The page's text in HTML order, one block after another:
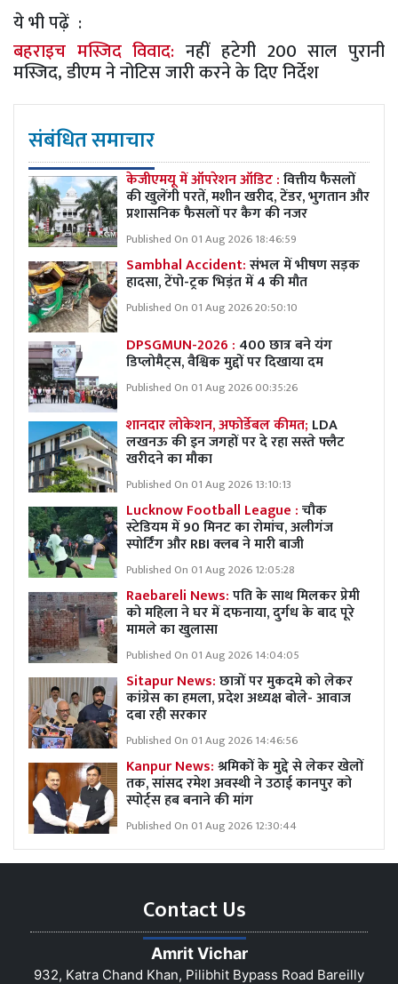
ये भी पढ़ें :
बहराइच मस्जिद विवाद:नहीं हटेगी 200 साल पुरानी
मस्जिद, डीएम ने नोटिस जारी करने के दिए निर्देश
संबंधित समाचार
केजीएमयू में ऑपरेशन ऑडिट :वित्तीय फैसलों
की खुलेंगी परतें, मशीन खरीद, टेंडर, भुगतान और
प्रशासनिक फैसलों पर कैग की नजर
Published On 01 Aug 2026 18:46:59
Sambhal Accident:संभल में भीषण सड़क
हादसा, टेंपो-ट्रक भिड़ंत में 4 की मौत
Published On 01 Aug 2026 20:50:10
DPSGMUN-2026 : 400 छात्र बने यंग
डिप्लोमैट्स, वैश्विक मुद्दों पर दिखाया दम
Published On 01 Aug 2026 00:35:26
शानदार लोकेशन, अफोर्डेबल कीमत; LDA
लखनऊ की इन जगहों पर दे रहा सस्ते फ्लैट
खरीदने का मौका
Published On 01 Aug 2026 13:10:13
Lucknow Football League :चौक
स्टेडियम में 90 मिनट का रोमांच, अलीगंज
स्पोर्टिंग और RBI क्लब ने मारी बाजी
Published On 01 Aug 2026 12:05:28
Raebareli News:पति के साथ मिलकर प्रेमी
को महिला ने घर में दफनाया, दुर्गध के बाद पूरे
मामले का खुलासा
Published On 01 Aug 2026 14:04:05
Sitapur News:छात्रों पर मुकदमे को लेकर
कांग्रेस का हमला, प्रदेश अध्यक्ष बोले- आवाज
दबा रही सरकार
Published On 01 Aug 2026 14:46:56
Kanpur News:श्रमिकों के मुद्दे से लेकर खेलों
तक, सांसद रमेश अवस्थी ने उठाई कानपुर को
स्पोर्ट्स हब बनाने की मांग
Published On 01 Aug 2026 12:30:44
Contact Us
Amrit Vichar
932, Katra Chand Khan, Pilibhit Bypass Road Bareilly